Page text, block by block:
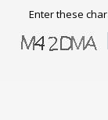
Enter these